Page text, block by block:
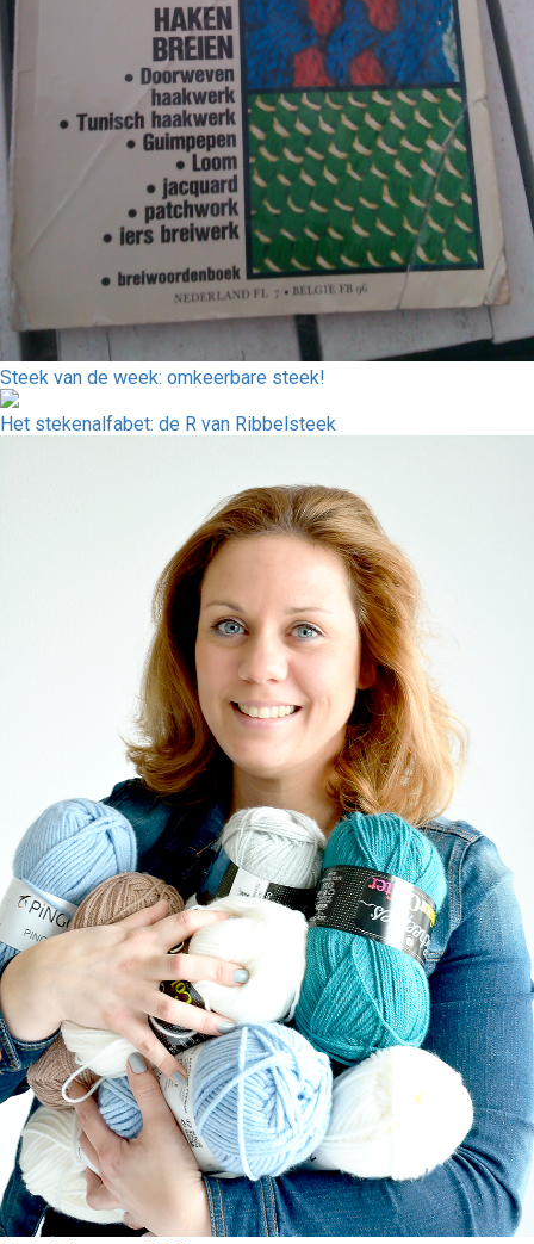
Steek van de week: omkeerbare steek!
Het stekenalfabet: de R van Ribbelsteek